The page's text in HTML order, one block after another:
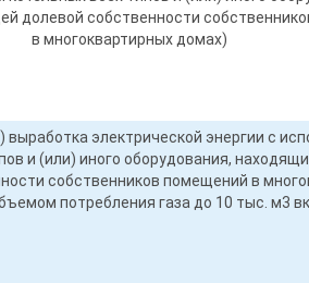
долевой собственности
в многоквартирных домах)
выработка электрической энергии с
и (или) иного оборудования,
собственников помещений в
потребления газа до 10 тыс. м3